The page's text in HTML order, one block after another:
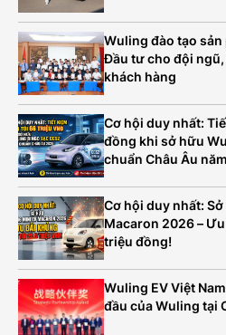
Wuling đào tạo
Đầu tư cho đội
khách hàng
Cơ hội duy nhất:
đồng khi sở hữu
chuẩn Châu Âu
Cơ hội duy nhất:
Macaron 2026 –
triệu đồng!
Wuling EV Việt
đầu của Wuling tại